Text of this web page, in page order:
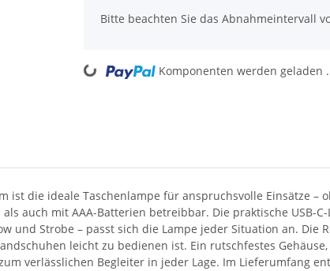
x
Bitte beachten Sie das Abnahmeintervall
Loading... Komponenten werden geladen
ist die ideale Taschenlampe für anspruchsvolle Einsätze –
auch mit AAA-Batterien betreibbar. Die praktische USB-
und Strobe – passt sich die Lampe jeder Situation an. Die
leicht zu bedienen ist. Ein rutschfestes
verlässlichen Begleiter in jeder Lage. Im Lieferumfang